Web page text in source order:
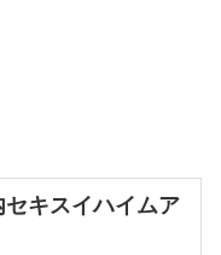
キスイハイムア